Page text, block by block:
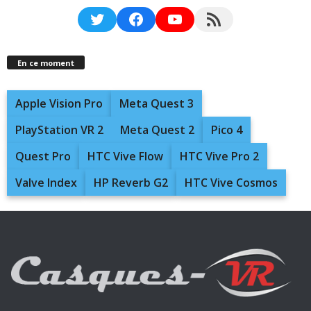
TwitterFacebookYouTubeRSS Feed
En ce moment
Apple Vision Pro
Meta Quest 3
PlayStation VR 2
Meta Quest 2
Pico 4
Quest Pro
HTC Vive Flow
HTC Vive Pro 2
Valve Index
HP Reverb G2 HTC Vive Cosmos